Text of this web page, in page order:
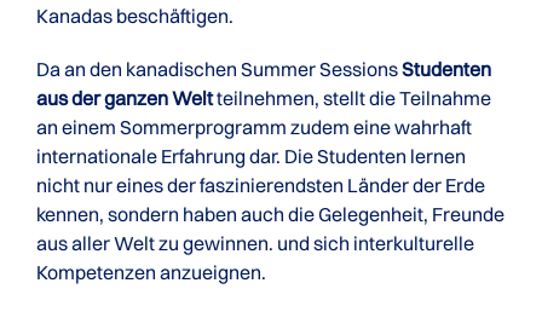
Kanadas beschäftigen.
Da an den kanadischen Summer SessionsStudenten
aus der ganzen Weltteilnehmen, stellt die Teilnahme
an einem Sommerprogramm zudem eine wahrhaft
internationale Erfahrung dar. Die Studenten lernen
nicht nur eines der faszinierendsten Länder der Erde
kennen, sondern haben auch die Gelegenheit, Freunde
aus aller Welt zu gewinnen. und sich interkulturelle
Kompetenzen anzueignen.